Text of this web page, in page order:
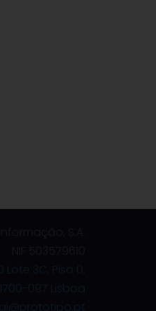
3C, Piso 0,
097 Lisboa